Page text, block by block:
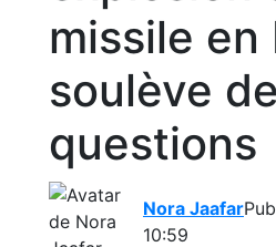
missile en
soulève
questions
Nora Jaafar
10:59